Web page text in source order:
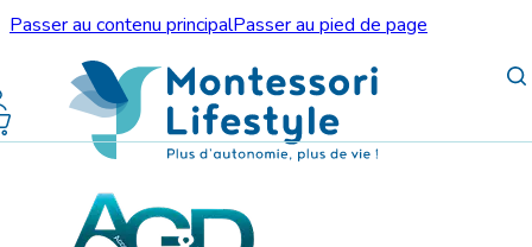
Passer au contenu principalPasser au pied de page